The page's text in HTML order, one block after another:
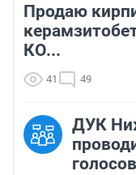
Продаю
КО...
41 49
ДУК